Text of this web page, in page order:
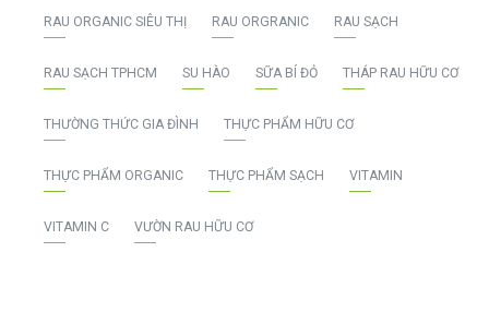
RAU ORGANIC SIÊU THỊ RAU ORGRANIC RAU SẠCH
RAU SẠCH TPHCM SU HÀO SỮA BÍ ĐỎ THÁP RAU HỮU CƠ
THƯỜNG THỨC GIA ĐÌNH THỰC PHẨM HỮU CƠ
THỰC PHẨM ORGANIC THỰC PHẨM SẠCH VITAMIN
VITAMIN C VƯỜN RAU HỮU CƠ